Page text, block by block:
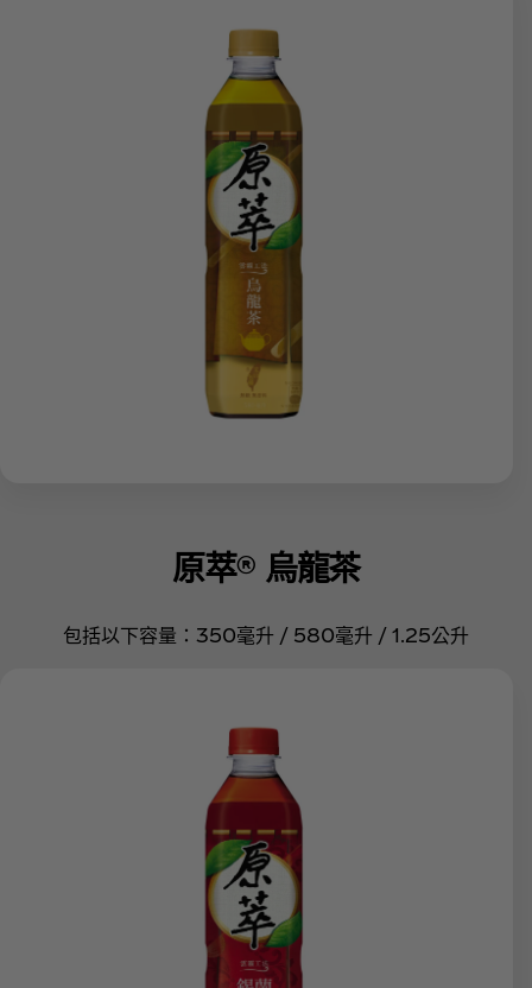
原萃® 烏龍茶
包括以下容量：350毫升 / 580毫升 / 1.25公升